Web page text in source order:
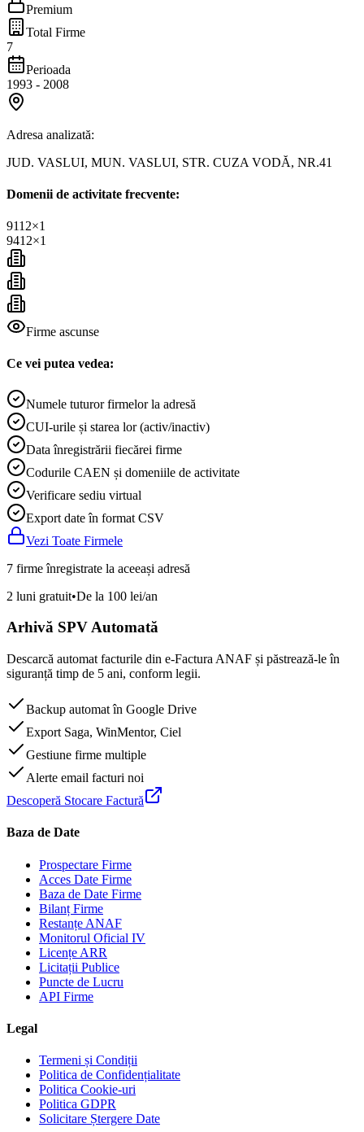
Premium
Total Firme
7
Perioada
1993 - 2008
Adresa analizată:
JUD. VASLUI, MUN. VASLUI, STR. CUZA VODĂ, NR.41
Domenii de activitate frecvente:
9112×1
9412×1
Firme ascunse
Ce vei putea vedea:
Numele tuturor firmelor la adresă
CUI-urile și starea lor (activ/inactiv)
Data înregistrării fiecărei firme
Codurile CAEN și domeniile de activitate
Verificare sediu virtual
Export date în format CSV
Vezi Toate Firmele
7 firme înregistrate la aceeași adresă
2 luni gratuit•De la 100 lei/an
Arhivă SPV Automată
Descarcă automat facturile din e-Factura ANAF și păstrează-le în
siguranță timp de 5 ani, conform legii.
Backup automat în Google Drive
Export Saga, WinMentor, Ciel
Gestiune firme multiple
Alerte email facturi noi
Descoperă Stocare Factură
Baza de Date
Prospectare Firme
Acces Date Firme
Baza de Date Firme
Bilanț Firme
Restanțe ANAF
Monitorul Oficial IV
Licențe ARR
Licitații Publice
Puncte de Lucru
API Firme
Legal
Termeni și Condiții
Politica de Confidențialitate
Politica Cookie-uri
Politica GDPR
Solicitare Ștergere Date